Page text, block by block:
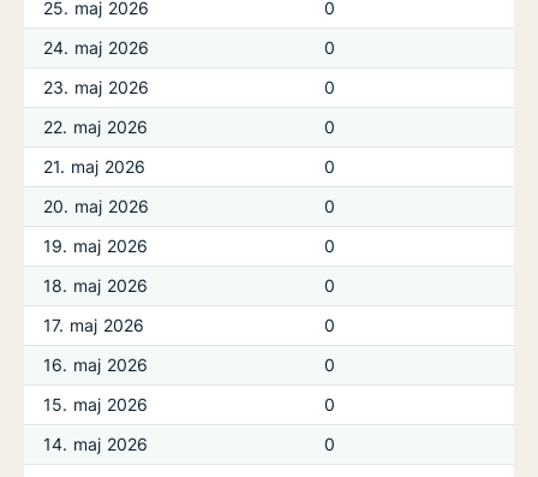
25. maj 2026
0
24. maj 2026
0
23. maj 2026
0
22. maj 2026
0
21. maj 2026
0
20. maj 2026
0
19. maj 2026
0
18. maj 2026
0
17. maj 2026
0
16. maj 2026
0
15. maj 2026
0
14. maj 2026
0